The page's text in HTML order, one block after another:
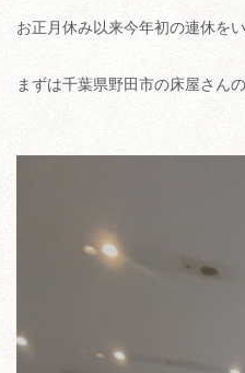
お正月休み以来今年初の連休を
まずは千葉県野田市の床屋さん